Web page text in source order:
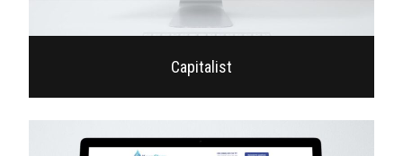
Capitalist